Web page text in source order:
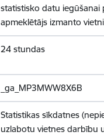
statistisko datu iegūšanai
apmeklētājs izmanto
24 stundas
_ga_MP3MWW8X6B
Statistikas sīkdatnes
uzlabotu vietnes darbību